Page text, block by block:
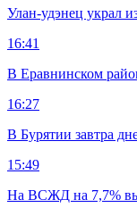
Улан-удэнец украл
16:41
В Еравнинском
16:27
В Бурятии завтра
15:49
На ВСЖД на 7,7%